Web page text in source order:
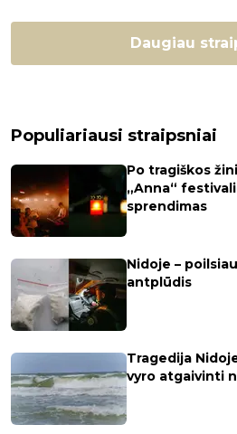
Daugiau
Populiariausi straipsniai
Po tragiškos
„Anna“
sprendimas
Nidoje –
antplūdis
Tragedija
vyro atgaivinti